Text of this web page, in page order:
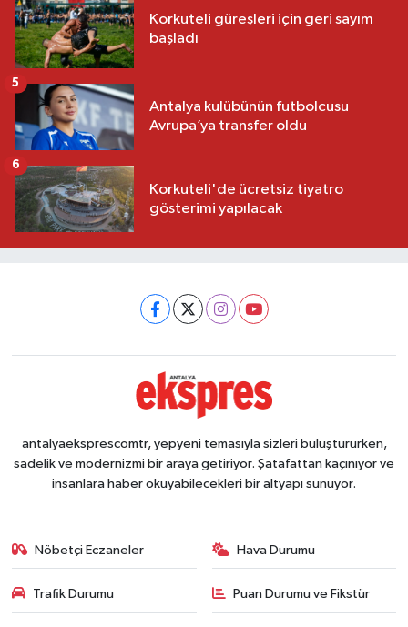
Korkuteli güreşleri için geri sayım
başladı
Antalya kulübünün futbolcusu
Avrupa’ya transfer oldu
5
Korkuteli'de ücretsiz tiyatro
gösterimi yapılacak
6
antalyaeksprescomtr, yepyeni temasıyla sizleri buluştururken,
sadelik ve modernizmi bir araya getiriyor. Şatafattan kaçınıyor ve
insanlara haber okuyabilecekleri bir altyapı sunuyor.
Nöbetçi Eczaneler Hava Durumu
Trafik Durumu Puan Durumu ve Fikstür